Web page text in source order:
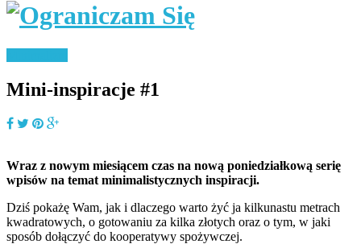
Mini-inspiracje #1
Wraz z nowym miesiącem czas na nową poniedziałkową serię
wpisów na temat minimalistycznych inspiracji.
Dziś pokażę Wam, jak i dlaczego warto żyć ja kilkunastu metrach
kwadratowych, o gotowaniu za kilka złotych oraz o tym, w jaki
sposób dołączyć do kooperatywy spożywczej.